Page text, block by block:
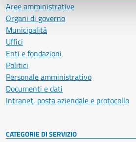
Aree amministrative
Organi di governo
Municipalità
Uffici
Enti e fondazioni
Politici
Personale amministrativo
Documenti e dati
Intranet, posta aziendale e protocollo
CATEGORIE DI SERVIZIO